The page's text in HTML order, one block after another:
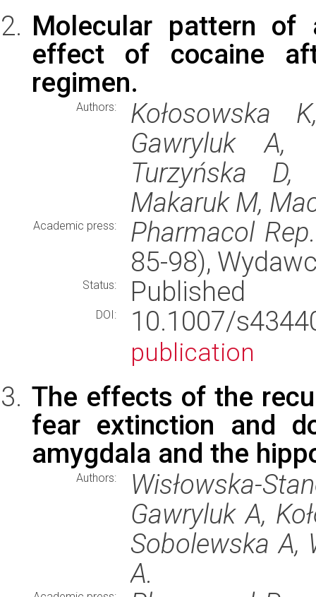
Molecular pattern of
effect of cocaine
regimen.
Authors:
Kołosowska
Gawryluk A,
Turzyńska D,
Makaruk M,
Academic press:
Pharmacol Rep.
85-98),
Status: Published
DOI: 10.1007/
publication
The effects of the
fear extinction and
amygdala and the
Authors:
Wisłowska-
Gawryluk A,
Sobolewska A,
A.